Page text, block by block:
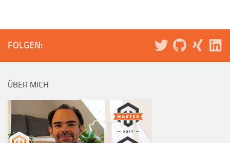
FOLGEN:
ÜBER MICH